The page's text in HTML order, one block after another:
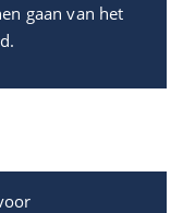
gaan van het